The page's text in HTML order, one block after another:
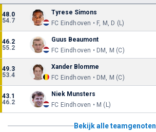
48.0
54.7
Tyrese Simons
FC Eindhoven • F, M, D (L)
46.2
55.2
Guus Beaumont
FC Eindhoven • DM, M (C)
49.3
53.4
Xander Blomme
FC Eindhoven • DM, M (C)
43.1
46.2
Niek Munsters
FC Eindhoven • M (L)
Bekijk alle teamgenoten